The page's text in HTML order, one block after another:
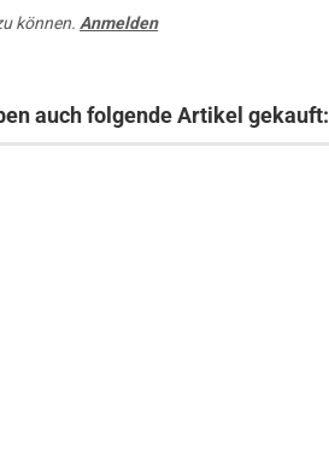
können. Anmelden
auch folgende Artikel gekauft: